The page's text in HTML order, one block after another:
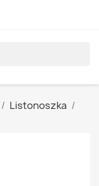
Listonoszka